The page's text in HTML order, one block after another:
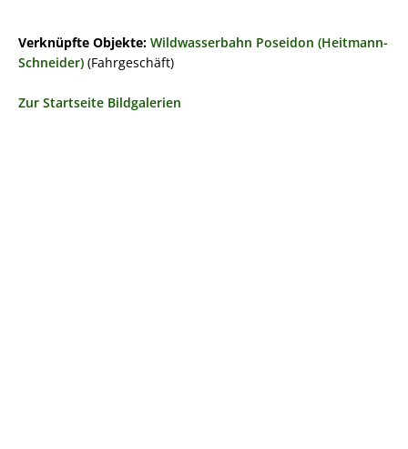
Verknüpfte Objekte: Wildwasserbahn Poseidon (Heitmann-
Schneider) (Fahrgeschäft)
Zur Startseite Bildgalerien